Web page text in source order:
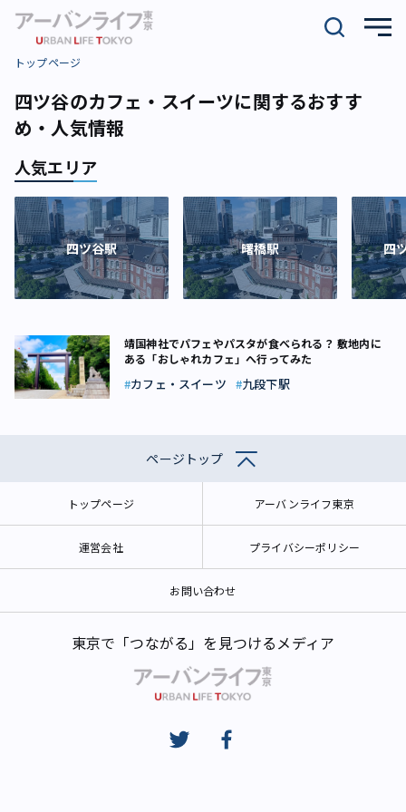
トップページ
四ツ谷のカフェ・スイーツに関するおすす
め・人気情報
人気エリア
四ツ谷駅 曙橋駅 四
靖国神社でパフェやパスタが食べられる？ 敷地内に
ある「おしゃれカフェ」へ行ってみた
カフェ・スイーツ 九段下駅
ページトップ
トップページ アーバンライフ東京
運営会社 プライバシーポリシー
お問い合わせ
東京で「つながる」を見つけるメディア